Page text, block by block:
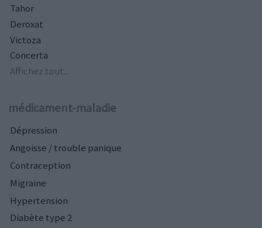
Tahor
Deroxat
Victoza
Concerta
Affichez tout...
médicament-maladie
Dépression
Angoisse / trouble panique
Contraception
Migraine
Hypertension
Diabète type 2